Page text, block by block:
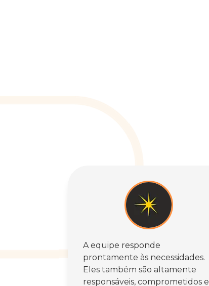
A equipe responde
prontamente às necessidades.
Eles também são altamente
responsáveis, comprometidos e